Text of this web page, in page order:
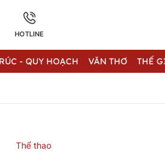
HOTLINE
- QUY HOẠCH VĂN THƠ THẾ
Thể thao